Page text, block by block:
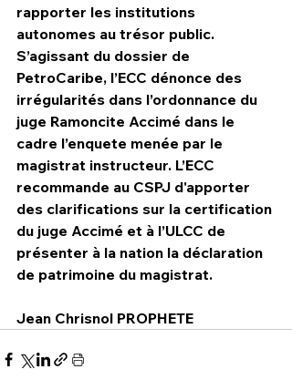
rapporter les institutions
autonomes au trésor public.
S’agissant du dossier de
PetroCaribe, l’ECC dénonce des
irrégularités dans l’ordonnance du
juge Ramoncite Accimé dans le
cadre l’enquete menée par le
magistrat instructeur. L’ECC
recommande au CSPJ d'apporter
des clarifications sur la certification
du juge Accimé et à l’ULCC de
présenter à la nation la déclaration
de patrimoine du magistrat.
Jean Chrisnol PROPHETE